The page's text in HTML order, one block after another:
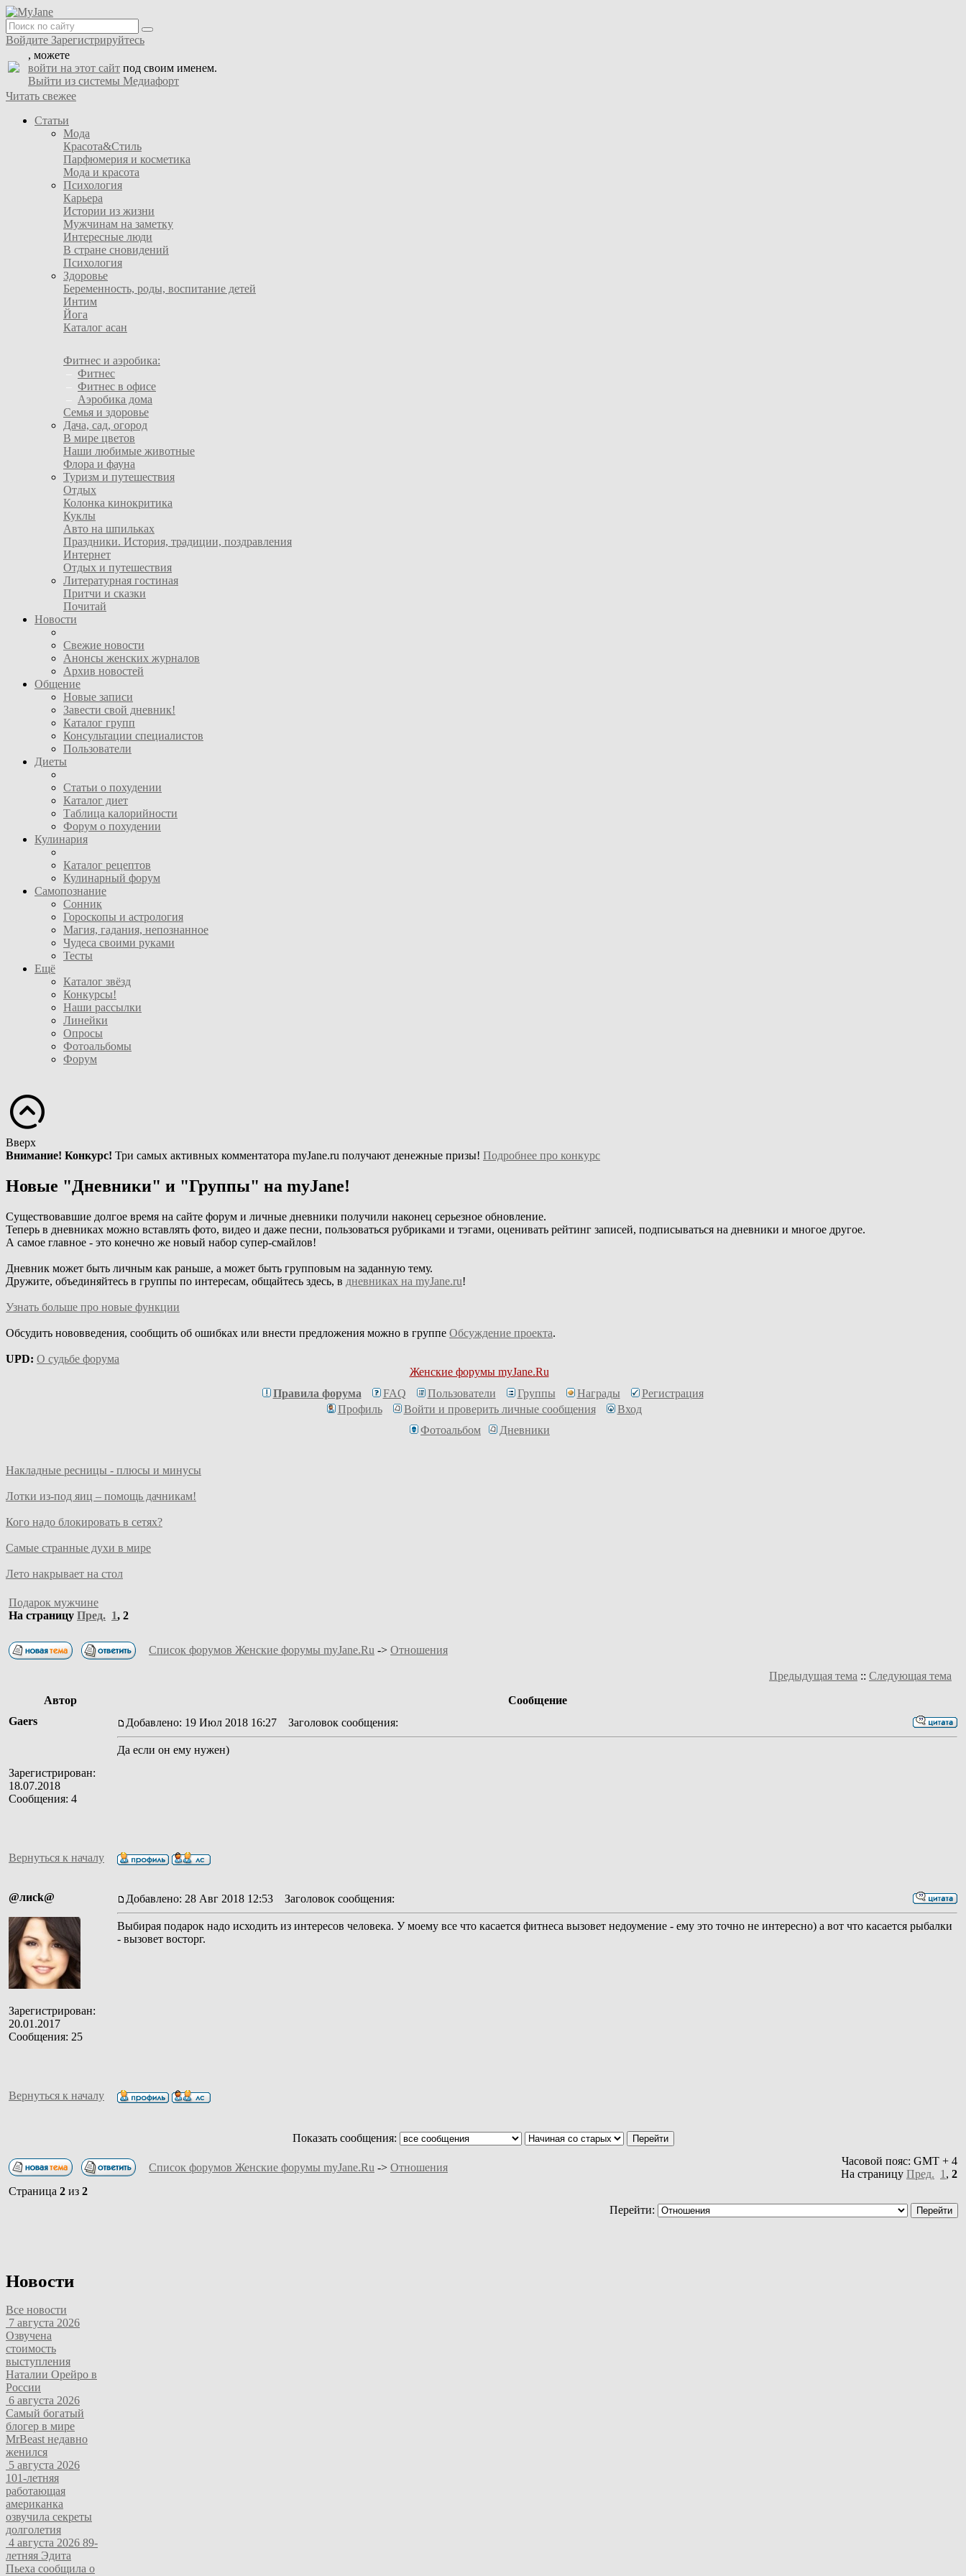
Войдите Зарегистрируйтесь
, можете
войти на этот сайт под своим именем.
Выйти из системы Медиафорт
Читать свежее
Статьи
Мода
Красота&Стиль
Парфюмерия и косметика
Мода и красота
Психология
Карьера
Истории из жизни
Мужчинам на заметку
Интересные люди
В стране сновидений
Психология
Здоровье
Беременность, роды, воспитание детей
Интим
Йога
Каталог асан
Фитнес и аэробика:
Фитнес
Фитнес в офисе
Аэробика дома
Семья и здоровье
Дача, сад, огород
В мире цветов
Наши любимые животные
Флора и фауна
Туризм и путешествия
Отдых
Колонка кинокритика
Куклы
Авто на шпильках
Праздники. История, традиции, поздравления
Интернет
Отдых и путешествия
Литературная гостиная
Притчи и сказки
Почитай
Новости
Свежие новости
Анонсы женских журналов
Архив новостей
Общение
Новые записи
Завести свой дневник!
Каталог групп
Консультации специалистов
Пользователи
Диеты
Статьи о похудении
Каталог диет
Таблица калорийности
Форум о похудении
Кулинария
Каталог рецептов
Кулинарный форум
Самопознание
Сонник
Гороскопы и астрология
Магия, гадания, непознанное
Чудеса своими руками
Тесты
Ещё
Каталог звёзд
Конкурсы!
Наши рассылки
Линейки
Опросы
Фотоальбомы
Форум
Вверх
Внимание! Конкурс! Три самых активных комментатора myJane.ru получают денежные призы! Подробнее про конкурс
Новые "Дневники" и "Группы" на myJane!
Существовавшие долгое время на сайте форум и личные дневники получили наконец серьезное обновление.
Теперь в дневниках можно вставлять фото, видео и даже песни, пользоваться рубриками и тэгами, оценивать рейтинг записей, подписываться на дневники и многое другое.
А самое главное - это конечно же новый набор супер-смайлов!
Дневник может быть личным как раньше, а может быть групповым на заданную тему.
Дружите, объединяйтесь в группы по интересам, общайтесь здесь, в дневниках на myJane.ru!
Узнать больше про новые функции
Обсудить нововведения, сообщить об ошибках или внести предложения можно в группе Обсуждение проекта.
UPD: О судьбе форума
Женские форумы myJane.Ru
Правила форума
FAQ Пользователи Группы Награды
Регистрация
Профиль
Войти и проверить личные сообщения
Вход
Фотоальбом
Дневники
Накладные ресницы - плюсы и минусы
Лотки из-под яиц – помощь дачникам!
Кого надо блокировать в сетях?
Самые странные духи в мире
Лето накрывает на стол
Подарок мужчине
На страницу Пред. 1, 2
Список форумов Женские форумы myJane.Ru -> Отношения
Предыдущая тема :: Следующая тема
Автор
Сообщение
Gaers
Зарегистрирован:
18.07.2018
Сообщения: 4
Добавлено: 19 Июл 2018 16:27 Заголовок сообщения:
Да если он ему нужен)
Вернуться к началу
@лисk@
Зарегистрирован:
20.01.2017
Сообщения: 25
Добавлено: 28 Авг 2018 12:53 Заголовок сообщения:
Выбирая подарок надо исходить из интересов человека. У моему все что касается фитнеса вызовет недоумение - ему это точно не интересно) а вот что касается рыбалки
- вызовет восторг.
Вернуться к началу
Показать сообщения:
Список форумов Женские форумы myJane.Ru -> Отношения
Часовой пояс: GMT + 4
На страницу Пред. 1 , 2
Страница 2 из 2
Перейти:
Новости
Все новости
7 августа 2026
Озвучена
стоимость
выступления
Наталии Орейро в
России
6 августа 2026
Самый богатый
блогер в мире
MrBeast недавно
женился
5 августа 2026
101-летняя
работающая
американка
озвучила секреты
долголетия
4 августа 2026 89-
летняя Эдита
Пьеха сообщила о